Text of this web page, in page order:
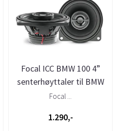
Focal ICC BMW 100 4”
senterhøyttaler til BMW
Focal ...
1.290,-